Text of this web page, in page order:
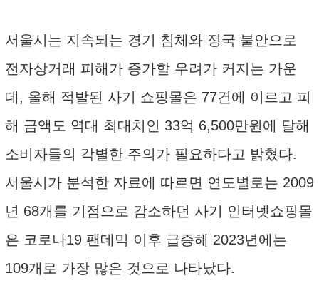
서울시는 지속되는 경기 침체와 정국 불안으로
전자상거래 피해가 증가할 우려가 커지는 가운
데, 올해 적발된 사기 쇼핑몰은 77건에 이르고 피
해 금액도 역대 최대치인 33억 6,500만원에 달해
소비자들의 각별한 주의가 필요하다고 밝혔다.
서울시가 분석한 자료에 따르면 연도별로는 2009
년 68개를 기점으로 감소하던 사기 인터넷쇼핑몰
은 코로나19 팬데믹 이후 급증해 2023년에는
109개로 가장 많은 것으로 나타났다.